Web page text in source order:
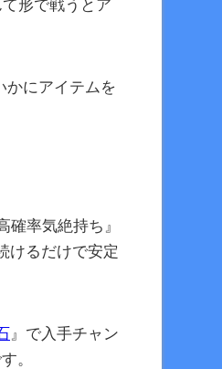
形で戦うとア
かにアイテムを
率気絶持ち』
けるだけで安定
』で入手チャン
。